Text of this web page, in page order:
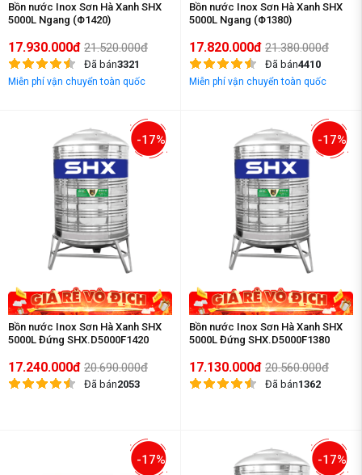
Bồn nước Inox Sơn Hà Xanh SHX
5000L Ngang (Φ1420)
17.930.000đ 21.520.000đ
Đã bán3321
Miễn phí vận chuyển toàn quốc
Bồn nước Inox Sơn Hà Xanh SHX
5000L Ngang (Φ1380)
17.820.000đ 21.380.000đ
Đã bán4410
Miễn phí vận chuyển toàn quốc
-17%
Bồn nước Inox Sơn Hà Xanh SHX
5000L Đứng SHX.D5000F1420
17.240.000đ 20.690.000đ
Đã bán2053
-17%
Bồn nước Inox Sơn Hà Xanh SHX
5000L Đứng SHX.D5000F1380
17.130.000đ 20.560.000đ
Đã bán1362
-17% -17%